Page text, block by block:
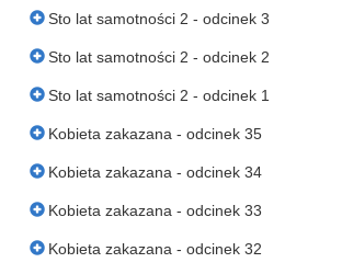
Sto lat samotności 2 - odcinek 3
Sto lat samotności 2 - odcinek 2
Sto lat samotności 2 - odcinek 1
Kobieta zakazana - odcinek 35
Kobieta zakazana - odcinek 34
Kobieta zakazana - odcinek 33
Kobieta zakazana - odcinek 32